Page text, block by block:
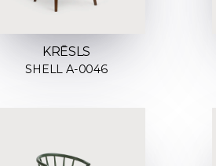
KRĒSLS
SHELL A-0046